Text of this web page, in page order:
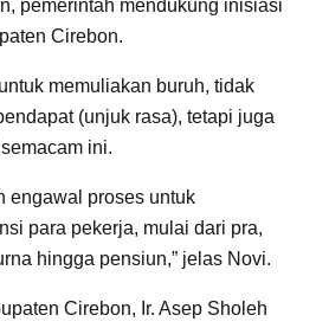
pemerintah mendukung inisiasi
Cirebon.
memuliakan buruh, tidak
(unjuk rasa), tetapi juga
ini.
engawal proses untuk
para pekerja, mulai dari pra,
hingga pensiun,” jelas Novi.
Cirebon, Ir. Asep Sholeh